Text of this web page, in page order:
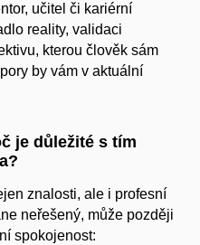
učitel či kariérní
reality, validaci
kterou člověk sám
by vám v aktuální
je důležité s tím
znalosti, ale i profesní
neřešený, může později
spokojenost: